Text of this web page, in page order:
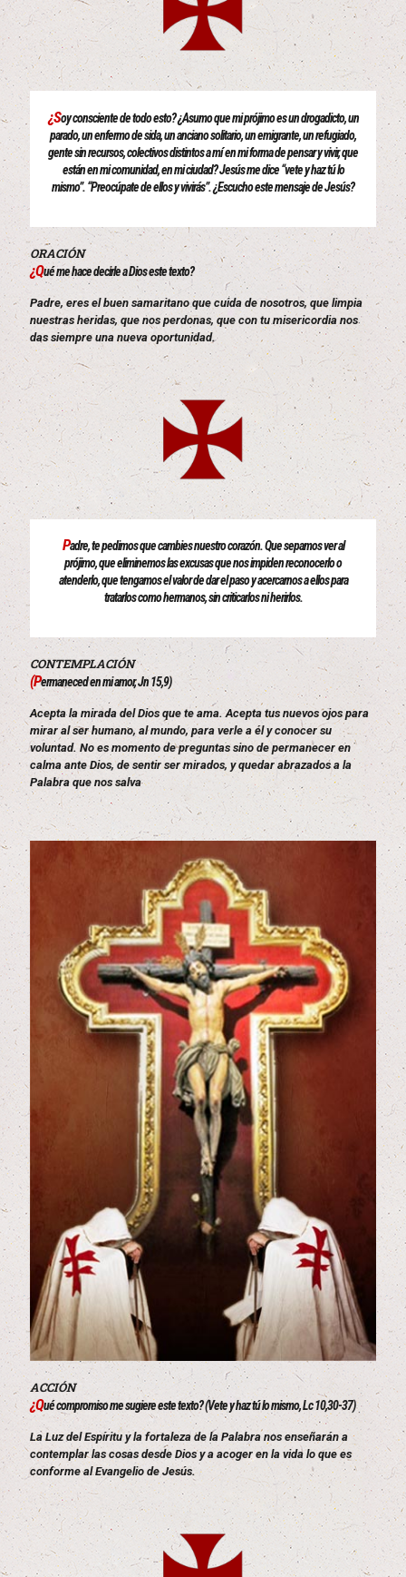
¿Soy consciente de todo esto? ¿Asumo que mi prójimo es un drogadicto, un
parado, un enfermo de sida, un anciano solitario, un emigrante, un refugiado,
gente sin recursos, colectivos distintos a mí en mi forma de pensar y vivir, que
están en mi comunidad, en mi ciudad? Jesús me dice “vete y haz tú lo
mismo”. “Preocúpate de ellos y vivirás”. ¿Escucho este mensaje de Jesús?
ORACIÓN
¿Qué me hace decirle a Dios este texto?
Padre, eres el buen samaritano que cuida de nosotros, que limpia
nuestras heridas, que nos perdonas, que con tu misericordia nos
das siempre una nueva oportunidad.
Padre, te pedimos que cambies nuestro corazón. Que sepamos ver al
prójimo, que eliminemos las excusas que nos impiden reconocerlo o
atenderlo, que tengamos el valor de dar el paso y acercarnos a ellos para
tratarlos como hermanos, sin criticarlos ni herirlos.
CONTEMPLACIÓN
(Permaneced en mi amor, Jn 15,9)
Acepta la mirada del Dios que te ama. Acepta tus nuevos ojos para
mirar al ser humano, al mundo, para verle a él y conocer su
voluntad. No es momento de preguntas sino de permanecer en
calma ante Dios, de sentir ser mirados, y quedar abrazados a la
Palabra que nos salva
ACCIÓN
¿Qué compromiso me sugiere este texto? (Vete y haz tú lo mismo, Lc 10,30-37)
La Luz del Espíritu y la fortaleza de la Palabra nos enseñarán a
contemplar las cosas desde Dios y a acoger en la vida lo que es
conforme al Evangelio de Jesús.